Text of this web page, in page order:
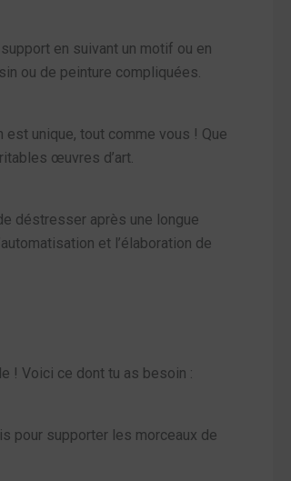
en suivant un motif ou en
ou de peinture compliquées.
unique, tout comme vous ! Que
œuvres d’art.
déstresser après une longue
et l’élaboration de
! Voici ce dont tu as besoin :
pour supporter les morceaux de